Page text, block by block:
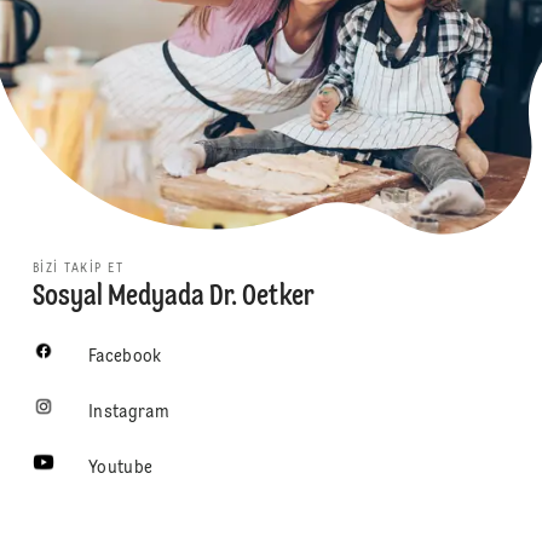
BIZI TAKIP ET
Sosyal Medyada Dr. Oetker
Facebook
Instagram
Youtube